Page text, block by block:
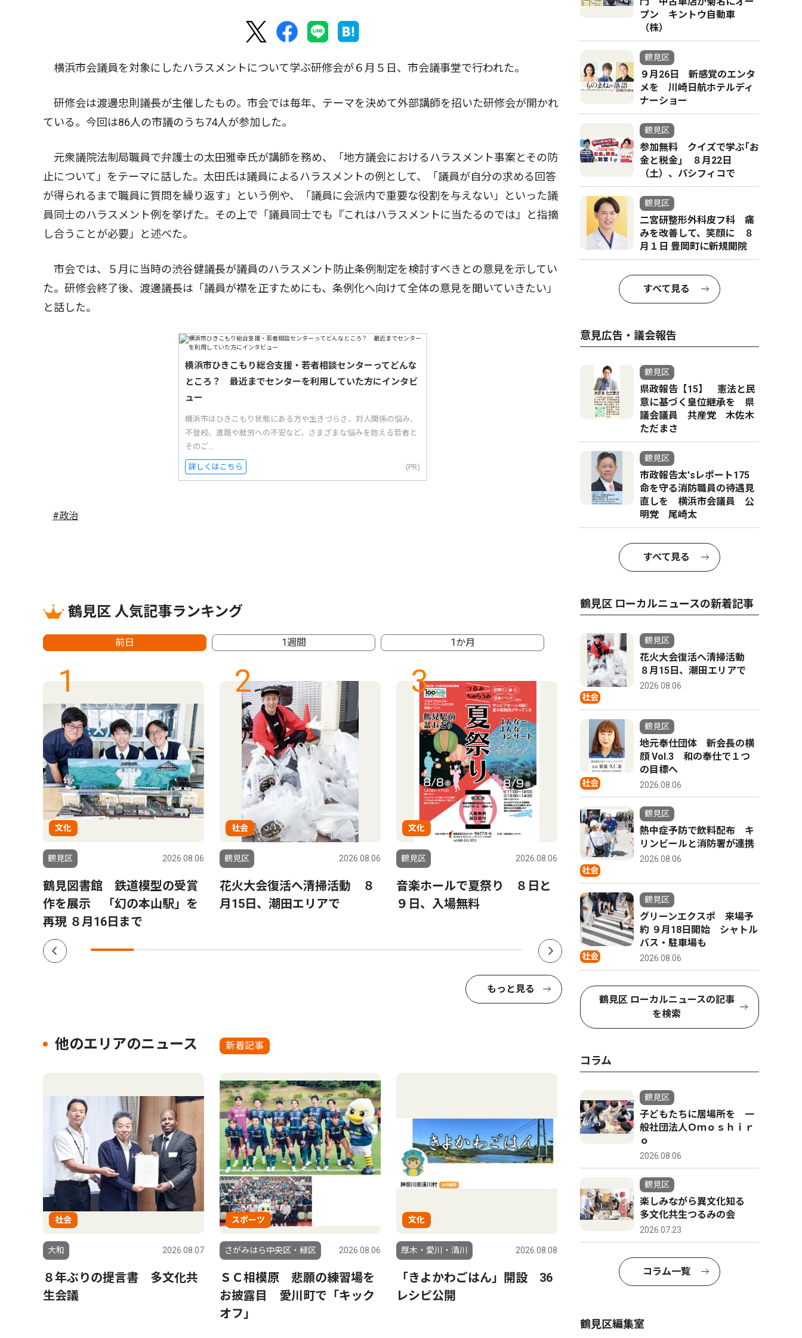
横浜市会議員を対象にしたハラスメントについて学ぶ研修会が６月５日、市会議事堂で行われた。
研修会は渡邊忠則議長が主催したもの。市会では毎年、テーマを決めて外部講師を招いた研修会が開かれ
ている。今回は86人の市議のうち74人が参加した。
元衆議院法制局職員で弁護士の太田雅幸氏が講師を務め、「地方議会におけるハラスメント事案とその防
止について」をテーマに話した。太田氏は議員によるハラスメントの例として、「議員が自分の求める回答
が得られるまで職員に質問を繰り返す」という例や、「議員に会派内で重要な役割を与えない」といった議
員同士のハラスメント例を挙げた。その上で「議員同士でも『これはハラスメントに当たるのでは』と指摘
し合うことが必要」と述べた。
市会では、５月に当時の渋谷健議長が議員のハラスメント防止条例制定を検討すべきとの意見を示してい
た。研修会終了後、渡邊議長は「議員が襟を正すためにも、条例化へ向けて全体の意見を聞いていきたい」
と話した。
横浜市ひきこもり総合支援・若者相談センターってどんな
ところ？ 最近までセンターを利用していた方にインタビ
ュー
横浜市はひきこもり状態にある方や生きづらさ、対人関係の悩み、
不登校、進路や就労への不安など、さまざまな悩みを抱える若者と
そのご...
詳しくはこちら (PR)
#政治
鶴見区 人気記事ランキング
前日 1週間 1か月
1
文化
鶴見区 2026.08.06
鶴見図書館 鉄道模型の受賞
作を展示 「幻の本山駅」を
再現 ８月16日まで
2
社会
鶴見区 2026.08.06
花火大会復活へ清掃活動 ８
月15日、潮田エリアで
3
文化
鶴見区 2026.08.06
音楽ホールで夏祭り ８日と
９日、入場無料
4
人物風土記
鶴見区
鶴見区仏教婦人会の会長を務
める 上原 智恵さん 駒岡在
住 56歳
横浜市役
や和太鼓
もっと見る
他のエリアのニュース 新着記事
社会
大和 2026.08.07
８年ぶりの提言書 多文化共
生会議
スポーツ
さがみはら中央区・緑区 2026.08.06
ＳＣ相模原 悲願の練習場を
お披露目 愛川町で「キック
オフ」
文化
厚木・愛川・清川 2026.08.08
「きよかわごはん」開設 36
レシピ公開
プン キントウ自動車
（株）
鶴見区
９月26日 新感覚のエンタ
メを 川崎日航ホテルディ
ナーショー
鶴見区
参加無料 クイズで学ぶ｢お
金と税金｣ ８月22日
（土）、パシフィコで
鶴見区
二宮研整形外科皮フ科 痛
みを改善して、笑顔に ８
月１日 豊岡町に新規開院
すべて見る
意見広告・議会報告
鶴見区
県政報告【15】 憲法と民
意に基づく皇位継承を 県
議会議員 共産党 木佐木
ただまさ
鶴見区
市政報告太'sレポート175
命を守る消防職員の待遇見
直しを 横浜市会議員 公
明党 尾崎太
すべて見る
鶴見区 ローカルニュースの新着記事
社会
鶴見区
花火大会復活へ清掃活動
８月15日、潮田エリアで
2026.08.06
社会
鶴見区
地元奉仕団体 新会長の横
顔 Vol.3 和の奉仕で１つ
の目標へ
2026.08.06
社会
鶴見区
熱中症予防で飲料配布 キ
リンビールと消防署が連携
2026.08.06
社会
鶴見区
グリーンエクスポ 来場予
約 ９月18日開始 シャトル
バス・駐車場も
2026.08.06
鶴見区 ローカルニュースの記事
を検索
コラム
鶴見区
子どもたちに居場所を 一
般社団法人Ｏｍｏｓｈｉｒ
ｏ
2026.08.06
鶴見区
楽しみながら異文化知る
多文化共生つるみの会
2026.07.23
コラム一覧
鶴見区編集室